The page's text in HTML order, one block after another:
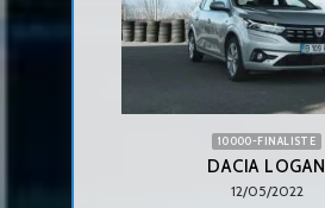
10000-FINALISTE
DACIA LOGAN
12/05/2022